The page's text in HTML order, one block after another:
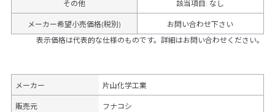
その他 該当項目: なし
メーカー希望小売価格(税別)
お問い合わせ下さい
表示価格は代表的な仕様のものです。詳細はお問い合わせください。
メーカー 片山化学工業
販売元 フナコシ